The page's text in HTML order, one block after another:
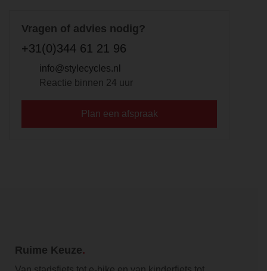
Vragen of advies nodig?
+31(0)344 61 21 96
info@stylecycles.nl
Reactie binnen 24 uur
Plan een afspraak
Ruime Keuze